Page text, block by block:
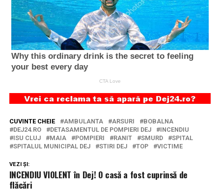
CUVINTE CHEIE AMBULANTA ARSURI
BOBALNA
DEJ24.RO
DETASAMENTUL DE POMPIERI DEJ
INCENDIU
ISU CLUJ
MAIA POMPIERI RANIT SMURD
SPITAL
SPITALUL MUNICIPAL DEJ
STIRI DEJ TOP VICTIME
VEZI ȘI:
INCENDIU VIOLENT în Dej! O casă a fost cuprinsă de
flăcări